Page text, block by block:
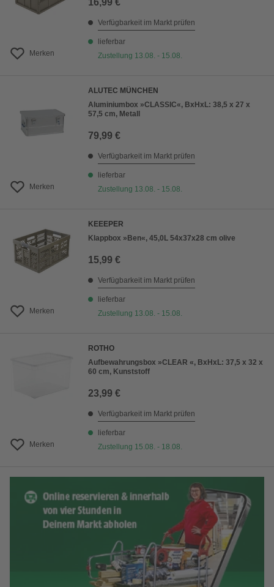
Merken
16,99 €
Verfügbarkeit im Markt prüfen
lieferbar
Zustellung 13.08. - 15.08.
Merken
ALUTEC MÜNCHEN
Aluminiumbox »CLASSIC«, BxHxL: 38,5 x 27 x
57,5 cm, Metall
79,99 €
Verfügbarkeit im Markt prüfen
lieferbar
Zustellung 13.08. - 15.08.
Merken
KEEEPER
Klappbox »Ben«, 45,0L 54x37x28 cm olive
15,99 €
Verfügbarkeit im Markt prüfen
lieferbar
Zustellung 13.08. - 15.08.
Merken
ROTHO
Aufbewahrungsbox »CLEAR «, BxHxL: 37,5 x 32 x
60 cm, Kunststoff
23,99 €
Verfügbarkeit im Markt prüfen
lieferbar
Zustellung 15.08. - 18.08.